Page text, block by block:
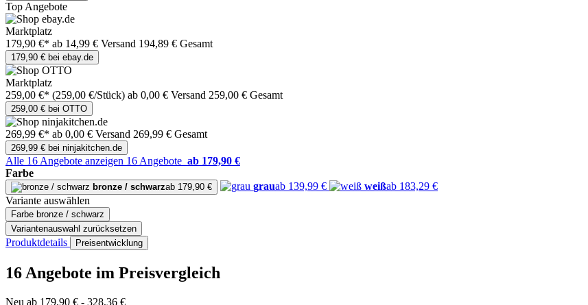
Top Angebote
Marktplatz
179,90 €* ab 14,99 € Versand 194,89 € Gesamt
179,90 € bei ebay.de
Marktplatz
259,00 €* (259,00 €/Stück) ab 0,00 € Versand 259,00 € Gesamt
259,00 € bei OTTO
269,99 €* ab 0,00 € Versand 269,99 € Gesamt
269,99 € bei ninjakitchen.de
Alle 16 Angebote anzeigen 16 Angebote ab 179,90 €
Farbe
bronze / schwarzab 179,90 € grauab 139,99 € weißab 183,29 €
Variante auswählen
Farbe bronze / schwarz
Variantenauswahl zurücksetzen
Produktdetails Preisentwicklung
16 Angebote im Preisvergleich
Neu ab 179,90 € - 328,36 €